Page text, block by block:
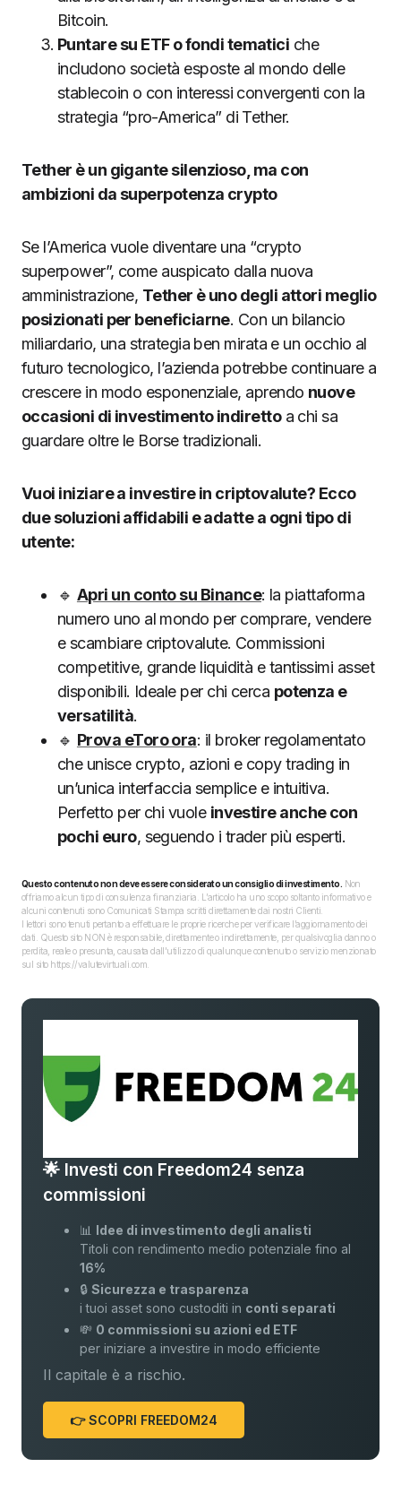
Bitcoin.
Puntare su ETF o fondi tematici che
includono società esposte al mondo delle
stablecoin o con interessi convergenti con la
strategia “pro-America” di Tether.
Tether è un gigante silenzioso, ma con
ambizioni da superpotenza crypto
Se l’America vuole diventare una “crypto
superpower”, come auspicato dalla nuova
amministrazione, Tether è uno degli attori meglio
posizionati per beneficiarne. Con un bilancio
miliardario, una strategia ben mirata e un occhio al
futuro tecnologico, l’azienda potrebbe continuare a
crescere in modo esponenziale, aprendo nuove
occasioni di investimento indirettoa chi sa
guardare oltre le Borse tradizionali.
Vuoi iniziare a investire in criptovalute? Ecco
due soluzioni affidabili e adatte a ogni tipo di
utente:
🔹 Apri un conto su Binance: la piattaforma
numero uno al mondo per comprare, vendere
e scambiare criptovalute. Commissioni
competitive, grande liquidità e tantissimi asset
disponibili. Ideale per chi cerca potenza e
versatilità.
🔹 Prova eToro ora: il broker regolamentato
che unisce crypto, azioni e copy trading in
un’unica interfaccia semplice e intuitiva.
Perfetto per chi vuole investire anche con
pochi euro, seguendo i trader più esperti.
Questo contenuto non deve essere considerato un consiglio di investimento. Non
offriamo alcun tipo di consulenza finanziaria. L’articolo ha uno scopo soltanto informativo e
alcuni contenuti sono Comunicati Stampa scritti direttamente dai nostri Clienti.
I lettori sono tenuti pertanto a effettuare le proprie ricerche per verificare l’aggiornamento dei
dati. Questo sito NON è responsabile, direttamente o indirettamente, per qualsivoglia danno o
perdita, reale o presunta, causata dall'utilizzo di qualunque contenuto o servizio menzionato
sul sito https://valutevirtuali.com.
🌟 Investi con Freedom24 senza
commissioni
📊 Idee di investimento degli analisti
Titoli con rendimento medio potenziale fino al
16%
🔒Sicurezza e trasparenza
i tuoi asset sono custoditi in conti separati
💸 0 commissioni su azioni ed ETF
per iniziare a investire in modo efficiente
Il capitale è a rischio.
👉 SCOPRI FREEDOM24